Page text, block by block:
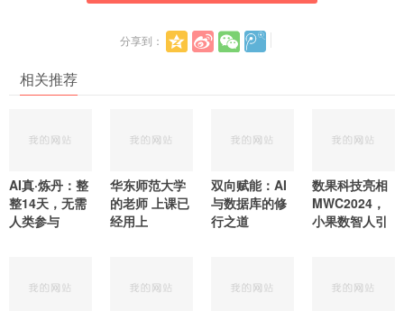
分享到：
相关推荐
AI真·炼丹：整
整14天，无需
人类参与
华东师范大学
的老师 上课已
经用上
双向赋能：AI
与数据库的修
行之道
数果科技亮相
MWC2024，
小果数智人引